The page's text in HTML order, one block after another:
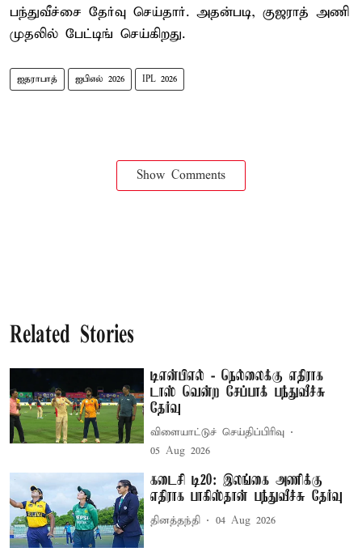
பந்துவீச்சை தேர்வு செய்தார். அதன்படி, குஜராத் அணி
முதலில் பேட்டிங் செய்கிறது.
ஐதராபாத் ஐபிஎல் 2026 IPL 2026
Show Comments
Related Stories
டிஎன்பிஎல் - நெல்லைக்கு எதிராக
டாஸ் வென்ற சேப்பாக் பந்துவீச்சு
தேர்வு
விளையாட்டுச் செய்திப்பிரிவு
05 Aug 2026
கடைசி டி20: இலங்கை அணிக்கு
எதிராக பாகிஸ்தான் பந்துவீச்சு தேர்வு
தினத்தந்தி 04 Aug 2026